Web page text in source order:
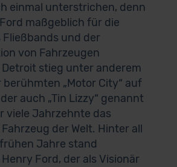
einmal unterstrichen, denn
maßgeblich für die
und der
von Fahrzeugen
stieg unter anderem
„Motor City“ auf
auch „Tin Lizzy“ genannt
viele Jahrzehnte das
der Welt. Hinter all
Jahre stand
Ford, der als Visionär